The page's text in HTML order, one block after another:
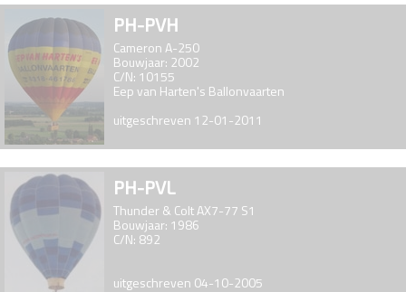
PH-PVH
Cameron A-250
Bouwjaar: 2002
C/N: 10155
Eep van Harten's Ballonvaarten
uitgeschreven 12-01-2011
PH-PVL
Thunder & Colt AX7-77 S1
Bouwjaar: 1986
C/N: 892
uitgeschreven 04-10-2005